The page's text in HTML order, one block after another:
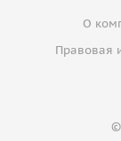
О
Правовая
©